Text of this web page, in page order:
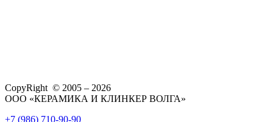
CopyRight © 2005 – 2026
ООО «КЕРАМИКА И КЛИНКЕР ВОЛГА»
+7 (986) 710-90-90